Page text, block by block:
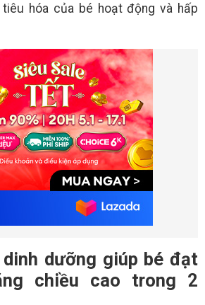
tiêu hóa của bé hoạt động và hấp
dưỡng giúp bé đạt
chiều cao trong 2